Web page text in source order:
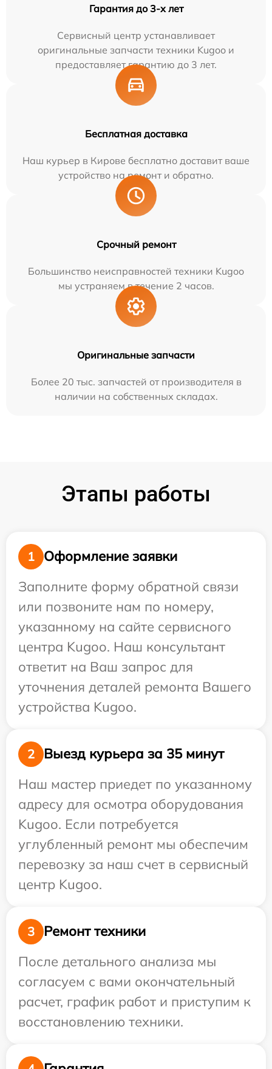
Гарантия до 3-х лет
Сервисный центр устанавливает
оригинальные запчасти техники Kugoo и
предоставляет гарантию до 3 лет.
Бесплатная доставка
Наш курьер в Кирове бесплатно доставит ваше
устройство на ремонт и обратно.
Срочный ремонт
Большинство неисправностей техники Kugoo
мы устраняем в течение 2 часов.
Оригинальные запчасти
Более 20 тыс. запчастей от производителя в
наличии на собственных складах.
Этапы работы
1
Оформление заявки
Заполните форму обратной связи
или позвоните нам по номеру,
указанному на сайте сервисного
центра Kugoo. Наш консультант
ответит на Ваш запрос для
уточнения деталей ремонта Вашего
устройства Kugoo.
2
Выезд курьера за 35 минут
Наш мастер приедет по указанному
адресу для осмотра оборудования
Kugoo. Если потребуется
углубленный ремонт мы обеспечим
перевозку за наш счет в сервисный
центр Kugoo.
3
Ремонт техники
После детального анализа мы
согласуем с вами окончательный
расчет, график работ и приступим к
восстановлению техники.